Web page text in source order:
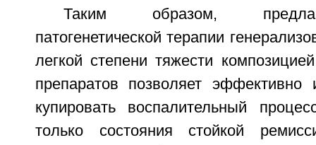
Таким образом,
патогенетической терапии
легкой степени тяжести
препаратов позволяет эффективно
купировать воспалительный
только состояния стойкой